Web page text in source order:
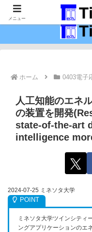
最新の科
ホーム 0403電子
人工知能のエネ
の装置を開発
state-of-the-art
intelligence
2024-07-25 ミネソタ大学
ミネソタ大学ツインシティ
ングアプリケーションのエ
メニュー